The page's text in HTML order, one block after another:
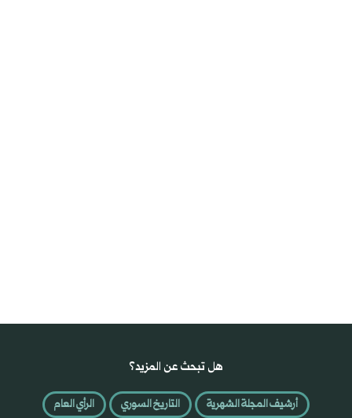
هل تبحث عن المزيد؟
أرشيف المجلة الشهرية التاريخ السوري الرأي العام